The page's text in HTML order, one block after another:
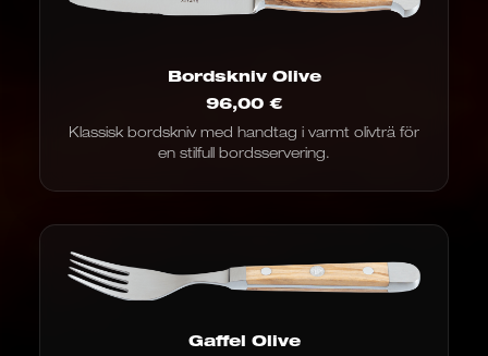
Bordskniv Olive
96,00 €
Klassisk bordskniv med handtag i varmt olivträ för
en stilfull bordsservering.
Gaffel Olive